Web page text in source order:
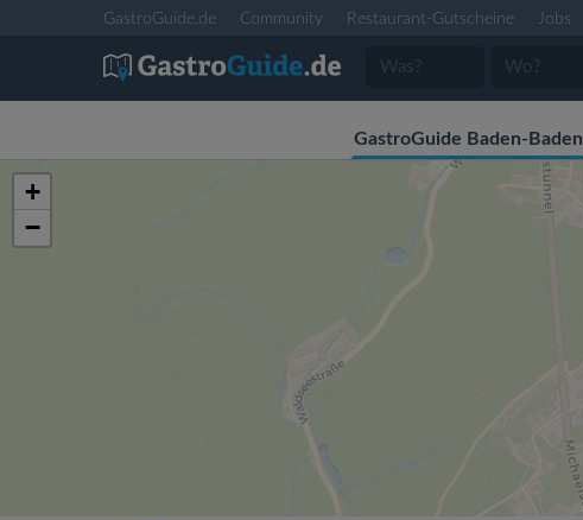
GastroGuide.de Community Restaurant-Gutscheine Jobs
GastroGuide Baden-Baden
+
−